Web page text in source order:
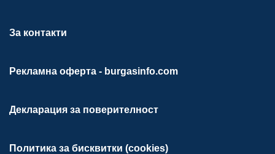
За контакти
Рекламна оферта - burgasinfo.com
Декларация за поверителност
Политика за бисквитки (cookies)